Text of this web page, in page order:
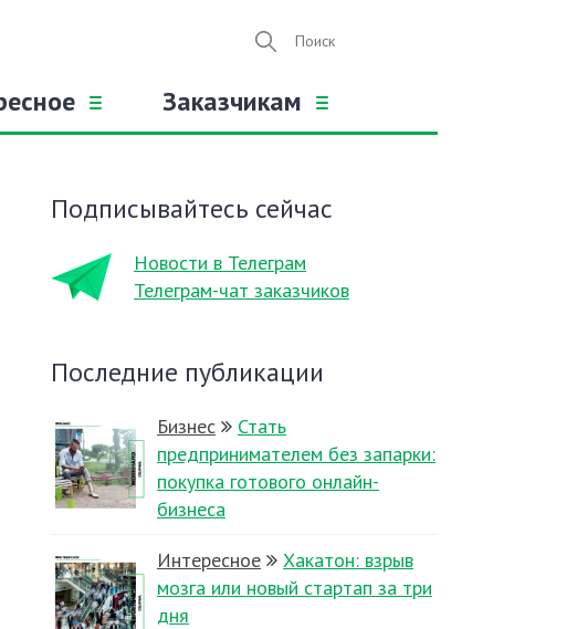
Заказчикам
Подписывайтесь сейчас
Новости в Телеграм
Телеграм-чат заказчиков
Последние публикации
Бизнес
Стать
предпринимателем без запарки:
покупка готового онлайн-
бизнеса
Интересное
Хакатон: взрыв
мозга или новый стартап за три
дня